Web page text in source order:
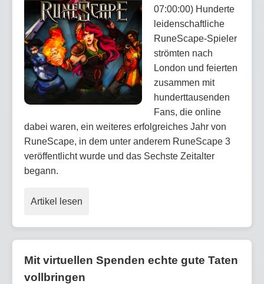
07:00:00) Hunderte
leidenschaftliche
RuneScape-Spieler
strömten nach
London und feierten
zusammen mit
hunderttausenden
Fans, die online
dabei waren, ein weiteres erfolgreiches Jahr von
RuneScape, in dem unter anderem RuneScape 3
veröffentlicht wurde und das Sechste Zeitalter
begann.
Artikel lesen
Mit virtuellen Spenden echte gute Taten
vollbringen